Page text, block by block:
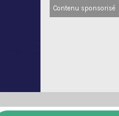
Contenu sponsorisé